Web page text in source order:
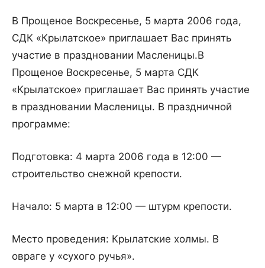
В Прощеное Воскресенье, 5 марта 2006 года,
СДК «Крылатское» приглашает Вас принять
участие в праздновании Масленицы.В
Прощеное Воскресенье, 5 марта СДК
«Крылатское» приглашает Вас принять участие
в праздновании Масленицы. В праздничной
программе:
Подготовка: 4 марта 2006 года в 12:00 —
строительство снежной крепости.
Начало: 5 марта в 12:00 — штурм крепости.
Место проведения: Крылатские холмы. В
овраге у «сухого ручья».